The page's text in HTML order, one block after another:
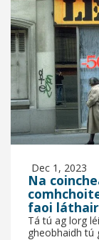
Dec 1, 2023
Na
faoi
Tá tú ag lorg
gheobhaidh tú